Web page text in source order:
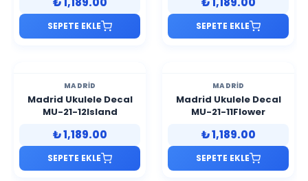
SEPETE EKLE SEPETE EKLE
MADRID
Madrid Ukulele Decal
MU-21-12Island
₺ 1,189.00
SEPETE EKLE
MADRID
Madrid Ukulele Decal
MU-21-11Flower
₺ 1,189.00
SEPETE EKLE